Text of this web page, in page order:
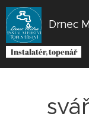
Drnec
Instalatér, topenář